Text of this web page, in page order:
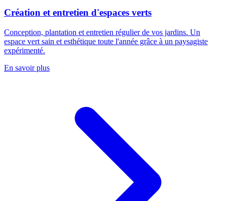
Création et entretien d'espaces verts
Conception, plantation et entretien régulier de vos jardins. Un
espace vert sain et esthétique toute l'année grâce à un paysagiste
expérimenté.
En savoir plus